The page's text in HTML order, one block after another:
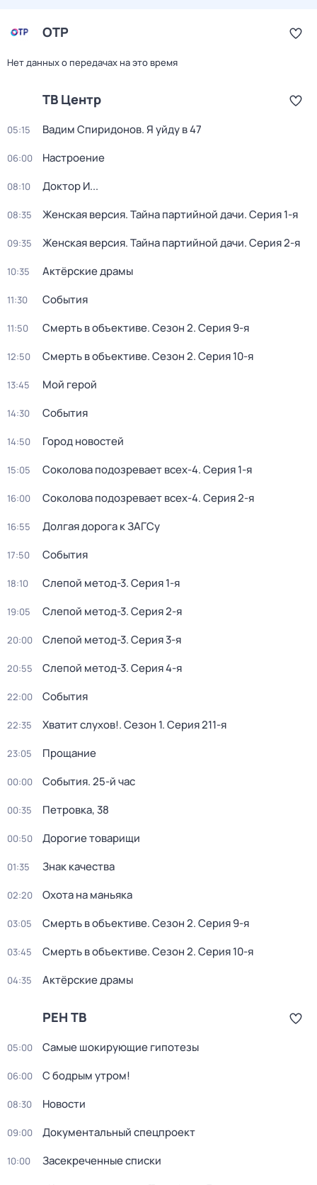
ОТР
Нет данных о передачах на это время
ТВ Центр
05:15 Вадим Спиридонов. Я уйду в 47
06:00 Настроение
08:10 Доктор И...
08:35 Женская версия. Тайна партийной дачи. Серия 1-я
09:35 Женская версия. Тайна партийной дачи. Серия 2-я
10:35 Актёрские драмы
11:30 События
11:50 Смерть в объективе. Сезон 2. Серия 9-я
12:50 Смерть в объективе. Сезон 2. Серия 10-я
13:45 Мой герой
14:30 События
14:50 Город новостей
15:05 Соколова подозревает всех-4. Серия 1-я
16:00 Соколова подозревает всех-4. Серия 2-я
16:55 Долгая дорога к ЗАГСу
17:50 События
18:10 Слепой метод-3. Серия 1-я
19:05 Слепой метод-3. Серия 2-я
20:00 Слепой метод-3. Серия 3-я
20:55 Слепой метод-3. Серия 4-я
22:00 События
22:35 Хватит слухов!. Сезон 1. Серия 211-я
23:05 Прощание
00:00 События. 25-й час
00:35 Петровка, 38
00:50 Дорогие товарищи
01:35 Знак качества
02:20 Охота на маньяка
03:05 Смерть в объективе. Сезон 2. Серия 9-я
03:45 Смерть в объективе. Сезон 2. Серия 10-я
04:35 Актёрские драмы
РЕН ТВ
05:00 Самые шoкиpующие гипотезы
06:00 С бодрым утром!
08:30 Новости
09:00 Документальный спецпроект
10:00 Заcекрeченные списки